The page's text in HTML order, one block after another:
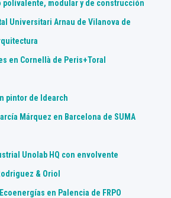
polivalente, modular y de construcción
Universitari Arnau de Vilanova de
en Cornellà de Peris+Toral
pintor de Idearch
Márquez en Barcelona de SUMA
Unolab HQ con envolvente
& Oriol
en Palencia de FRPO